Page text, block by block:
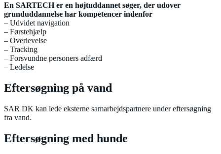
En SARTECH er en højtuddannet søger, der udover
grunduddannelse har kompetencer indenfor
– Udvidet navigation
– Førstehjælp
– Overlevelse
– Tracking
– Forsvundne personers adfærd
– Ledelse
Eftersøgning på vand
SAR DK kan lede eksterne samarbejdspartnere under eftersøgning
fra vand.
Eftersøgning med hunde